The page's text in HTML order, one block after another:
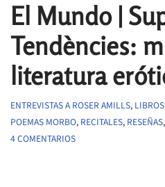
El Mundo |
Tendències:
literatura
ENTREVISTAS A ROSER AMILLS,
POEMAS MORBO, RECITALES, RESEÑAS,
4 COMENTARIOS